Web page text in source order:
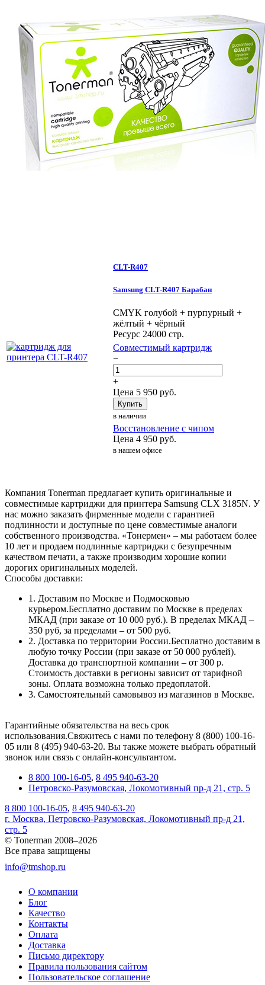
CLT-R407
Samsung CLT-R407 Барабан
CMYK голубой + пурпурный +
жёлтый + чёрный
Ресурс 24000 стр.
Совместимый картридж
−
+
Цена 5 950 руб.
Купить
в наличии
Восстановление с чипом
Цена 4 950 руб.
в нашем офисе
Компания Tonerman предлагает купить оригинальные и
совместимые картриджи для принтера Samsung CLX 3185N. У
нас можно заказать фирменные модели с гарантией
подлинности и доступные по цене совместимые аналоги
собственного производства. «Тонермен» – мы работаем более
10 лет и продаем подлинные картриджи с безупречным
качеством печати, а также производим хорошие копии
дорогих оригинальных моделей.
Способы доставки:
1. Доставим по Москве и Подмосковью
курьером.Бесплатно доставим по Москве в пределах
МКАД (при заказе от 10 000 руб.). В пределах МКАД –
350 руб, за пределами – от 500 руб.
2. Доставка по территории России.Бесплатно доставим в
любую точку России (при заказе от 50 000 рублей).
Доставка до транспортной компании – от 300 р.
Стоимость доставки в регионы зависит от тарифной
зоны. Оплата возможна только предоплатой.
3. Самостоятельный самовывоз из магазинов в Москве.
Гарантийные обязательства на весь срок
использования.Свяжитесь с нами по телефону 8 (800) 100-16-
05 или 8 (495) 940-63-20. Вы также можете выбрать обратный
звонок или связь с онлайн-консультантом.
8 800 100-16-05, 8 495 940-63-20
Петровско-Разумовская, Локомотивный пр-д 21, стр. 5
8 800 100-16-05, 8 495 940-63-20
г. Москва, Петровско-Разумовская, Локомотивный пр-д 21,
стр. 5
© Tonerman 2008–2026
Все права защищены
info@tmshop.ru
О компании
Блог
Качество
Контакты
Оплата
Доставка
Письмо директору
Правила пользования сайтом
Пользовательское соглашение